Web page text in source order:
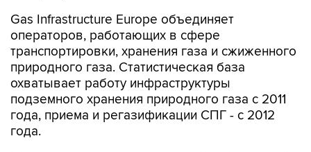
Gas Infrastructure Europe объединяет
операторов, работающих в сфере
транспортировки, хранения газа и сжиженного
природного газа. Статистическая база
охватывает работу инфраструктуры
подземного хранения природного газа с 2011
года, приема и регазификации СПГ - с 2012
года.